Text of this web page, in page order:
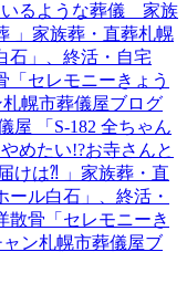
いるような葬儀 家族
」家族葬・直葬札幌
石」、終活・自宅
「セレモニーきょう
札幌市葬儀屋ブログ
屋 「S-182 全ちゃん
めたい!?お寺さんと
けは⁈ 」家族葬・直
ル白石」、終活・
散骨「セレモニーき
ャン札幌市葬儀屋ブ